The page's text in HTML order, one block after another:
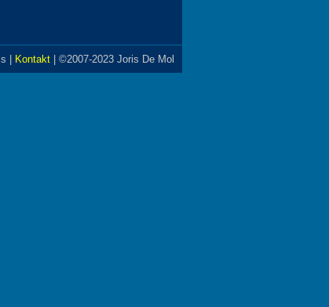
Kontakt | ©2007-2023 Joris De Mol